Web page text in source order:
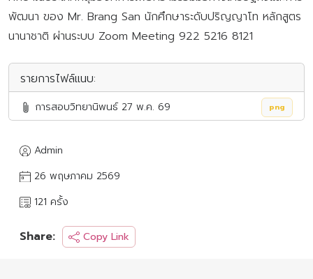
พัฒนา ของ Mr. Brang San นักศึกษาระดับปริญญาโท หลักสูตร
นานาชาติ ผ่านระบบ Zoom Meeting 922 5216 8121
รายการไฟล์แนบ:
การสอบวิทยานิพนธ์ 27 พ.ค. 69 png
Admin
26 พฤษภาคม 2569
121 ครั้ง
Share: Copy Link